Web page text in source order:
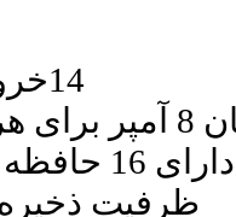
14
- 220 ولت
دارای 16 حافظه قابل برنامه ریزی
ظرفیت ذخیره